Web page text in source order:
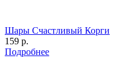
Шары Счастливый Корги
159 р.
Подробнее